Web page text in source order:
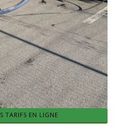
TARIFS EN LIGNE